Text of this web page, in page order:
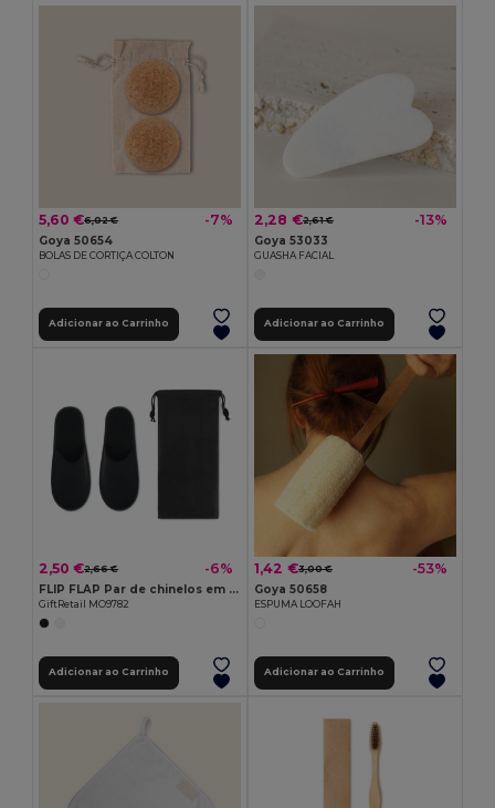
5,60 €6,02 € -7%
Goya 50654
BOLAS DE CORTIÇA COLTON
Adicionar ao Carrinho
2,28 €2,61 € -13%
Goya 53033
GUASHA FACIAL
Adicionar ao Carrinho
2,50 €2,66 € -6%
FLIP FLAP Par de chinelos em bolsa
GiftRetail MO9782
Adicionar ao Carrinho
1,42 €3,00 € -53%
Goya 50658
ESPUMA LOOFAH
Adicionar ao Carrinho